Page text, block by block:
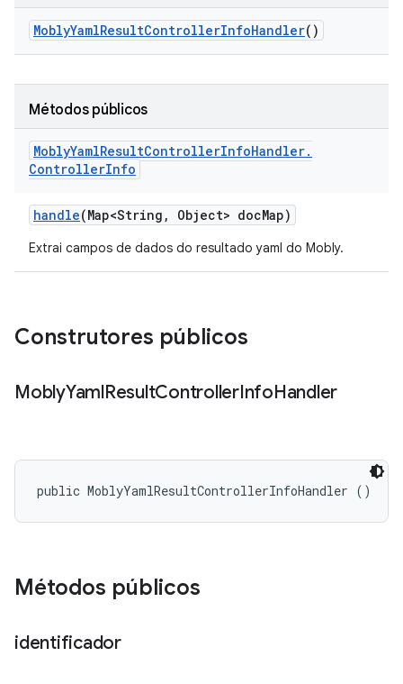
MoblyYamlResultControllerInfoHandler()
Métodos públicos
MoblyYamlResultControllerInfoHandler.
ControllerInfo
handle(Map<String , Object> docMap)
Extrai campos de dados do resultado yaml do Mobly.
Construtores públicos
MoblyYamlResultControllerInfoHandler
public MoblyYamlResultControllerInfoHandler ()
Métodos públicos
identificador